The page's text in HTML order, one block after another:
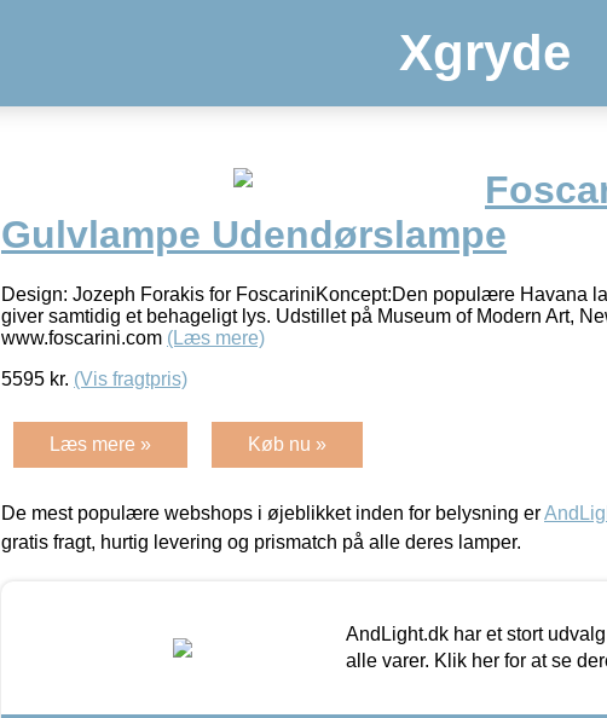
Xgryde
Gulvlampe Udendørslampe
Design: Jozeph Forakis for FoscariniKoncept:Den populære Havana
giver samtidig et behageligt lys. Udstillet på Museum of Modern Art,
www.foscarini.com (Læs mere)
5595 kr. (Vis fragtpris)
Læs mere » Køb nu »
De mest populære webshops i øjeblikket inden for belysning er
gratis fragt, hurtig levering og prismatch på alle deres lamper.
AndLight.dk har et stort
alle varer. Klik her for at se